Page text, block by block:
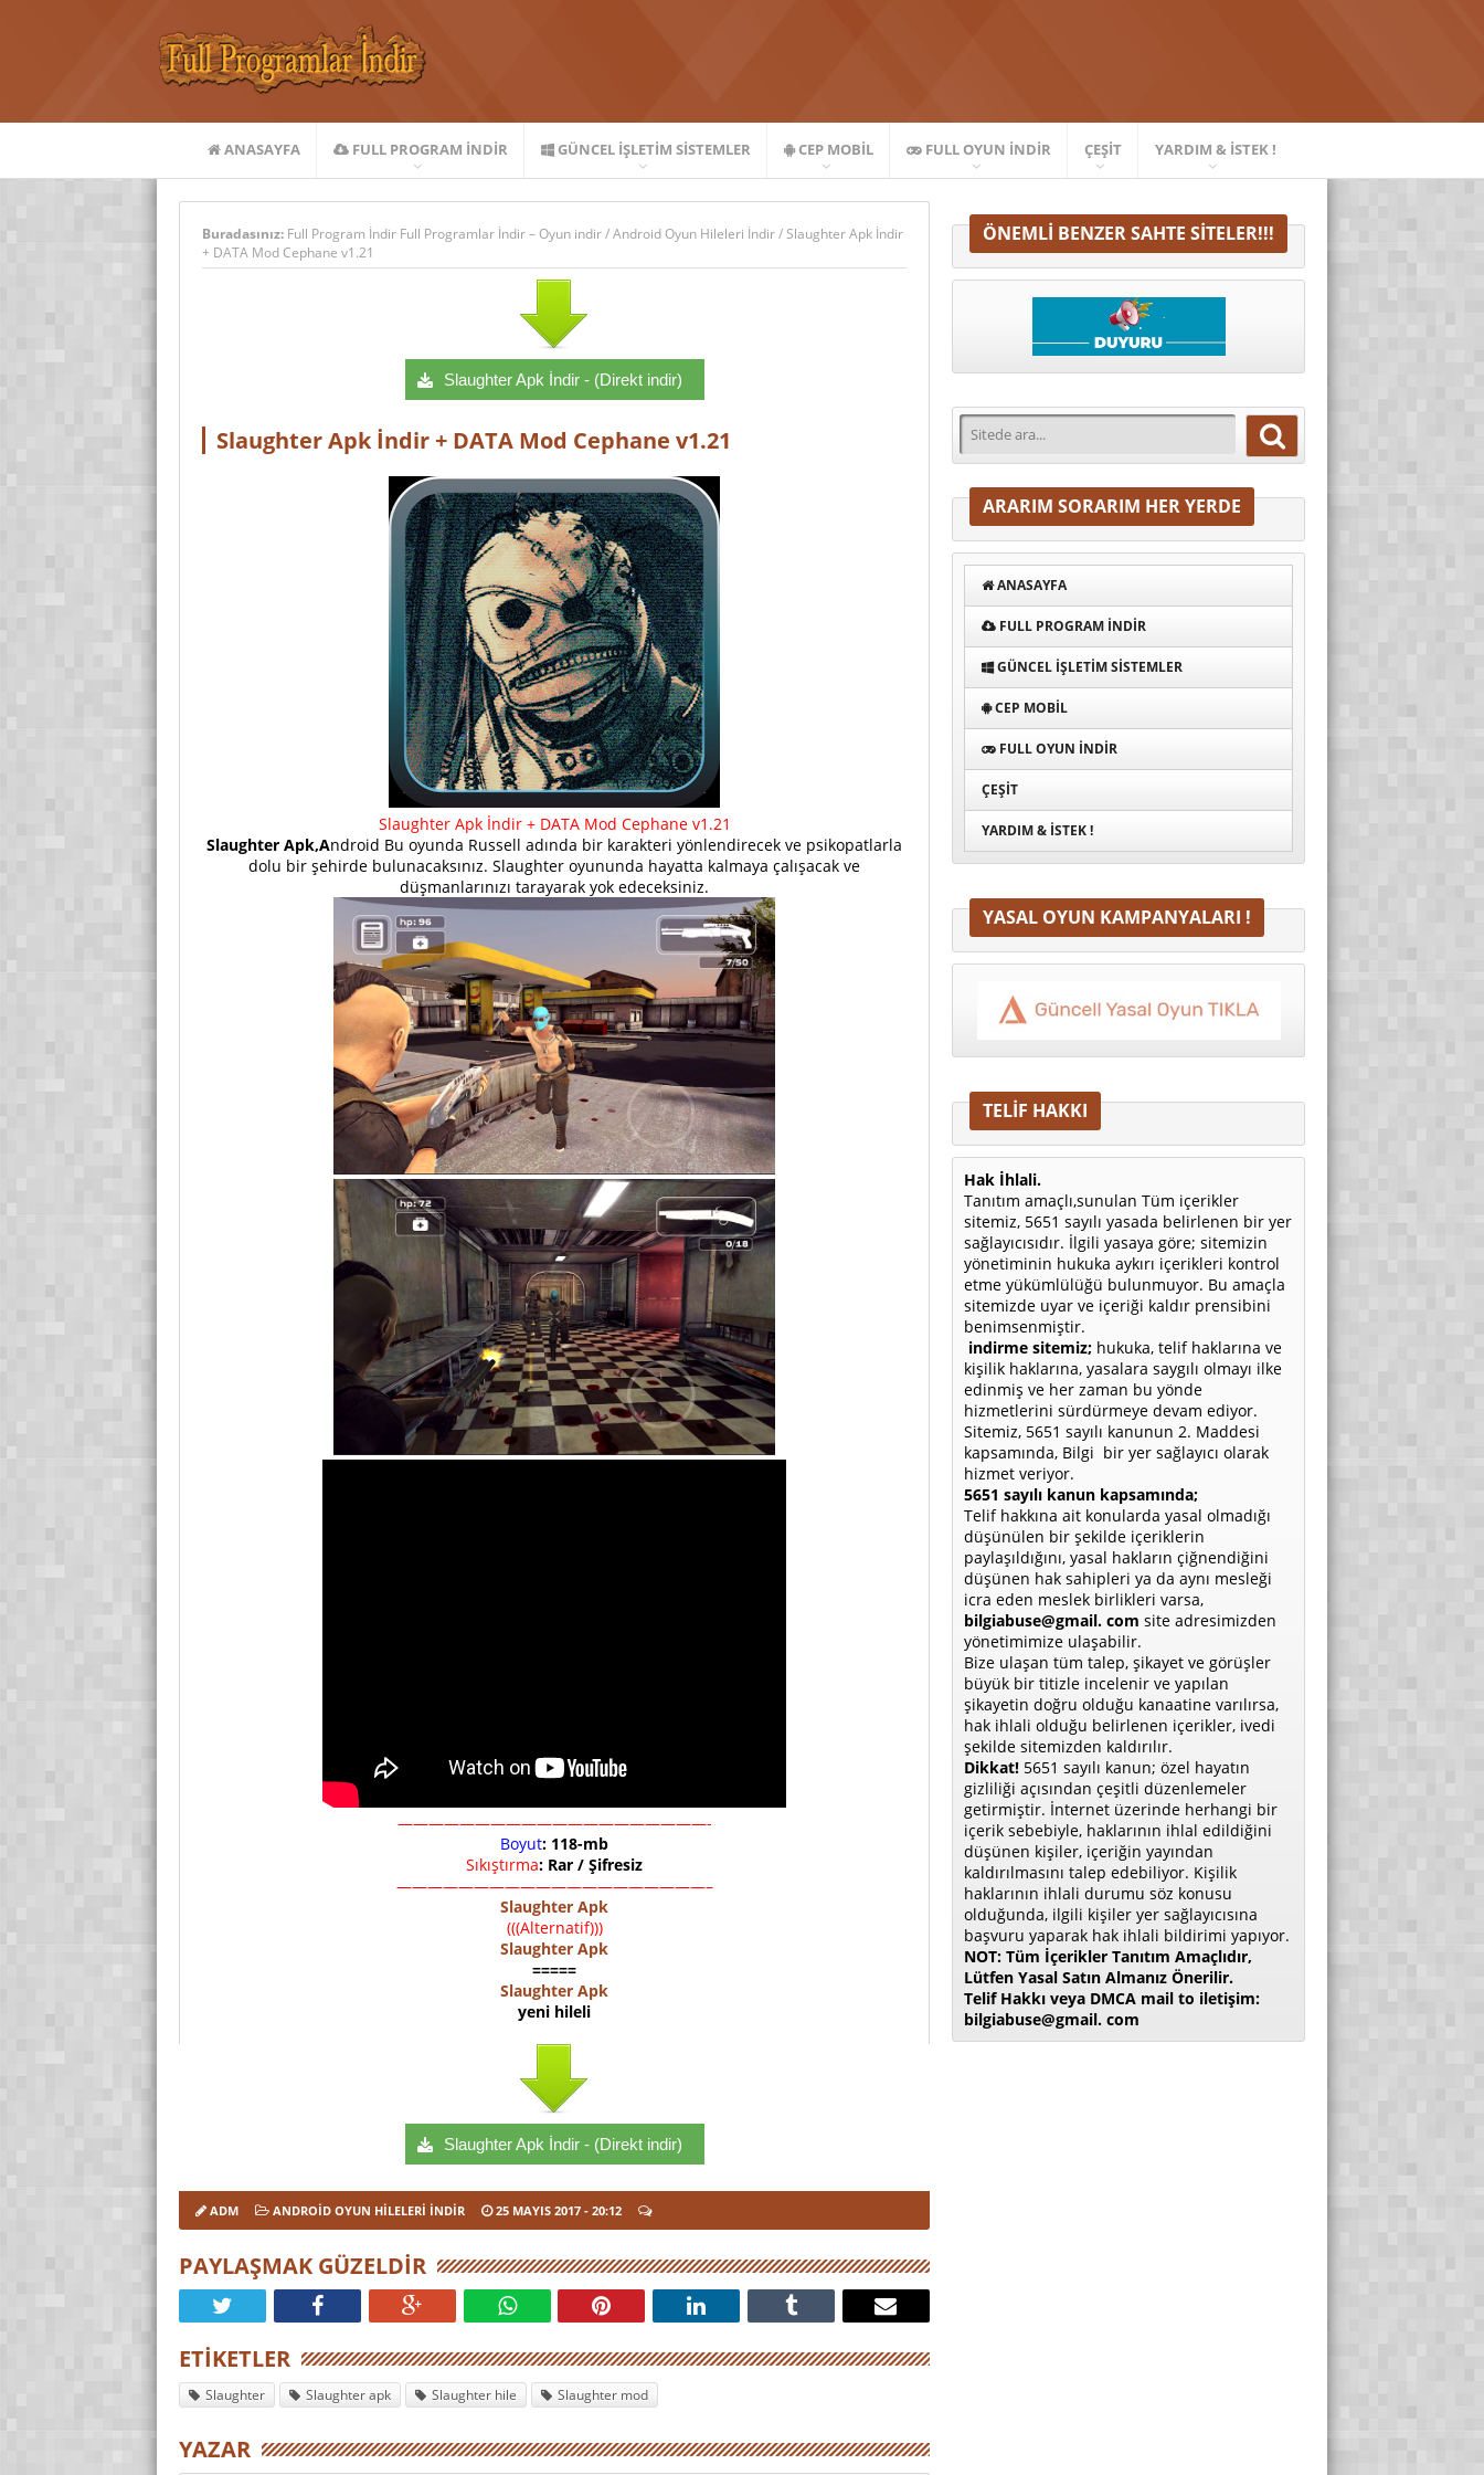
ANASAYFA FULL PROGRAM INDIR GÜNCEL İŞLETIM SISTEMLER CEP MOBIL FULL OYUN İNDIR ÇEŞIT YARDIM & İSTEK !
Buradasınız: Full Program İndir Full Programlar İndir – Oyun indir/Android Oyun Hileleri İndir/Slaughter Apk İndir
+ DATA Mod Cephane v1.21
Slaughter Apk İndir - (Direkt indir)
Slaughter Apk İndir + DATA Mod Cephane v1.21
Slaughter Apk İndir + DATA Mod Cephane v1.21
Slaughter Apk,Android Bu oyunda Russell adında bir karakteri yönlendirecek ve psikopatlarla
dolu bir şehirde bulunacaksınız. Slaughter oyununda hayatta kalmaya çalışacak ve
düşmanlarınızı tarayarak yok edeceksiniz.
————————————————————-
Boyut: 118-mb
Sıkıştırma: Rar / Şifresiz
————————————————————–
Slaughter Apk
(((Alternatif)))
Slaughter Apk
=====
Slaughter Apk
yeni hileli
Slaughter Apk İndir - (Direkt indir)
ADM ANDROID OYUN HILELERI İNDIR 25 MAYIS 2017 - 20:12
PAYLAŞMAK GÜZELDIR
ETIKETLER
Slaughter Slaughter apk Slaughter hile Slaughter mod
YAZAR
ÖNEMLI BENZER SAHTE SITELER!!!
ARARIM SORARIM HER YERDE
ANASAYFA
FULL PROGRAM INDIR
GÜNCEL İŞLETIM SISTEMLER
CEP MOBIL
FULL OYUN İNDIR
ÇEŞIT
YARDIM & İSTEK !
YASAL OYUN KAMPANYALARI !
TELİF HAKKI
Hak İhlali.
Tanıtım amaçlı,sunulan Tüm içerikler
sitemiz, 5651 sayılı yasada belirlenen bir yer
sağlayıcısıdır. İlgili yasaya göre; sitemizin
yönetiminin hukuka aykırı içerikleri kontrol
etme yükümlülüğü bulunmuyor. Bu amaçla
sitemizde uyar ve içeriği kaldır prensibini
benimsenmiştir.
indirme sitemiz; hukuka, telif haklarına ve
kişilik haklarına, yasalara saygılı olmayı ilke
edinmiş ve her zaman bu yönde
hizmetlerini sürdürmeye devam ediyor.
Sitemiz, 5651 sayılı kanunun 2. Maddesi
kapsamında, Bilgi bir yer sağlayıcı olarak
hizmet veriyor.
5651 sayılı kanun kapsamında;
Telif hakkına ait konularda yasal olmadığı
düşünülen bir şekilde içeriklerin
paylaşıldığını, yasal hakların çiğnendiğini
düşünen hak sahipleri ya da aynı mesleği
icra eden meslek birlikleri varsa,
bilgiabuse@gmail. com site adresimizden
yönetimimize ulaşabilir.
Bize ulaşan tüm talep, şikayet ve görüşler
büyük bir titizle incelenir ve yapılan
şikayetin doğru olduğu kanaatine varılırsa,
hak ihlali olduğu belirlenen içerikler, ivedi
şekilde sitemizden kaldırılır.
Dikkat! 5651 sayılı kanun; özel hayatın
gizliliği açısından çeşitli düzenlemeler
getirmiştir. İnternet üzerinde herhangi bir
içerik sebebiyle, haklarının ihlal edildiğini
düşünen kişiler, içeriğin yayından
kaldırılmasını talep edebiliyor. Kişilik
haklarının ihlali durumu söz konusu
olduğunda, ilgili kişiler yer sağlayıcısına
başvuru yaparak hak ihlali bildirimi yapıyor.
NOT: Tüm İçerikler Tanıtım Amaçlıdır,
Lütfen Yasal Satın Almanız Önerilir.
Telif Hakkı veya DMCA mail to iletişim:
bilgiabuse@gmail. com